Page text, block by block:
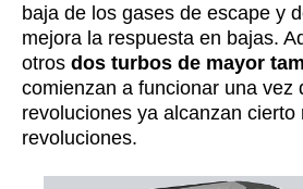
baja de los gases de escape y
mejora la respuesta en bajas.
otros dos turbos de mayor
comienzan a funcionar una vez
revoluciones ya alcanzan cierto
revoluciones.